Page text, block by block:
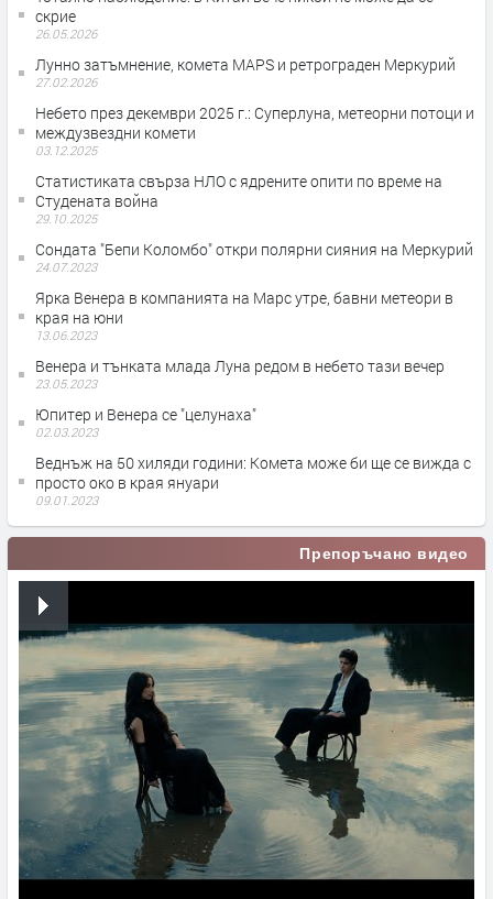
скрие
26.05.2026
Лунно затъмнение, комета MAPS и ретрограден Меркурий
27.02.2026
Небето през декември 2025 г.: Суперлуна, метеорни потоци и
междузвездни комети
03.12.2025
Статистиката свърза НЛО с ядрените опити по време на
Студената война
29.10.2025
Сондата "Бепи Коломбо" откри полярни сияния на Меркурий
24.07.2023
Ярка Венера в компанията на Марс утре, бавни метеори в
края на юни
13.06.2023
Венера и тънката млада Луна редом в небето тази вечер
23.05.2023
Юпитер и Венера се "целунаха"
02.03.2023
Веднъж на 50 хиляди години: Комета може би ще се вижда с
просто око в края януари
09.01.2023
Препоръчано видео